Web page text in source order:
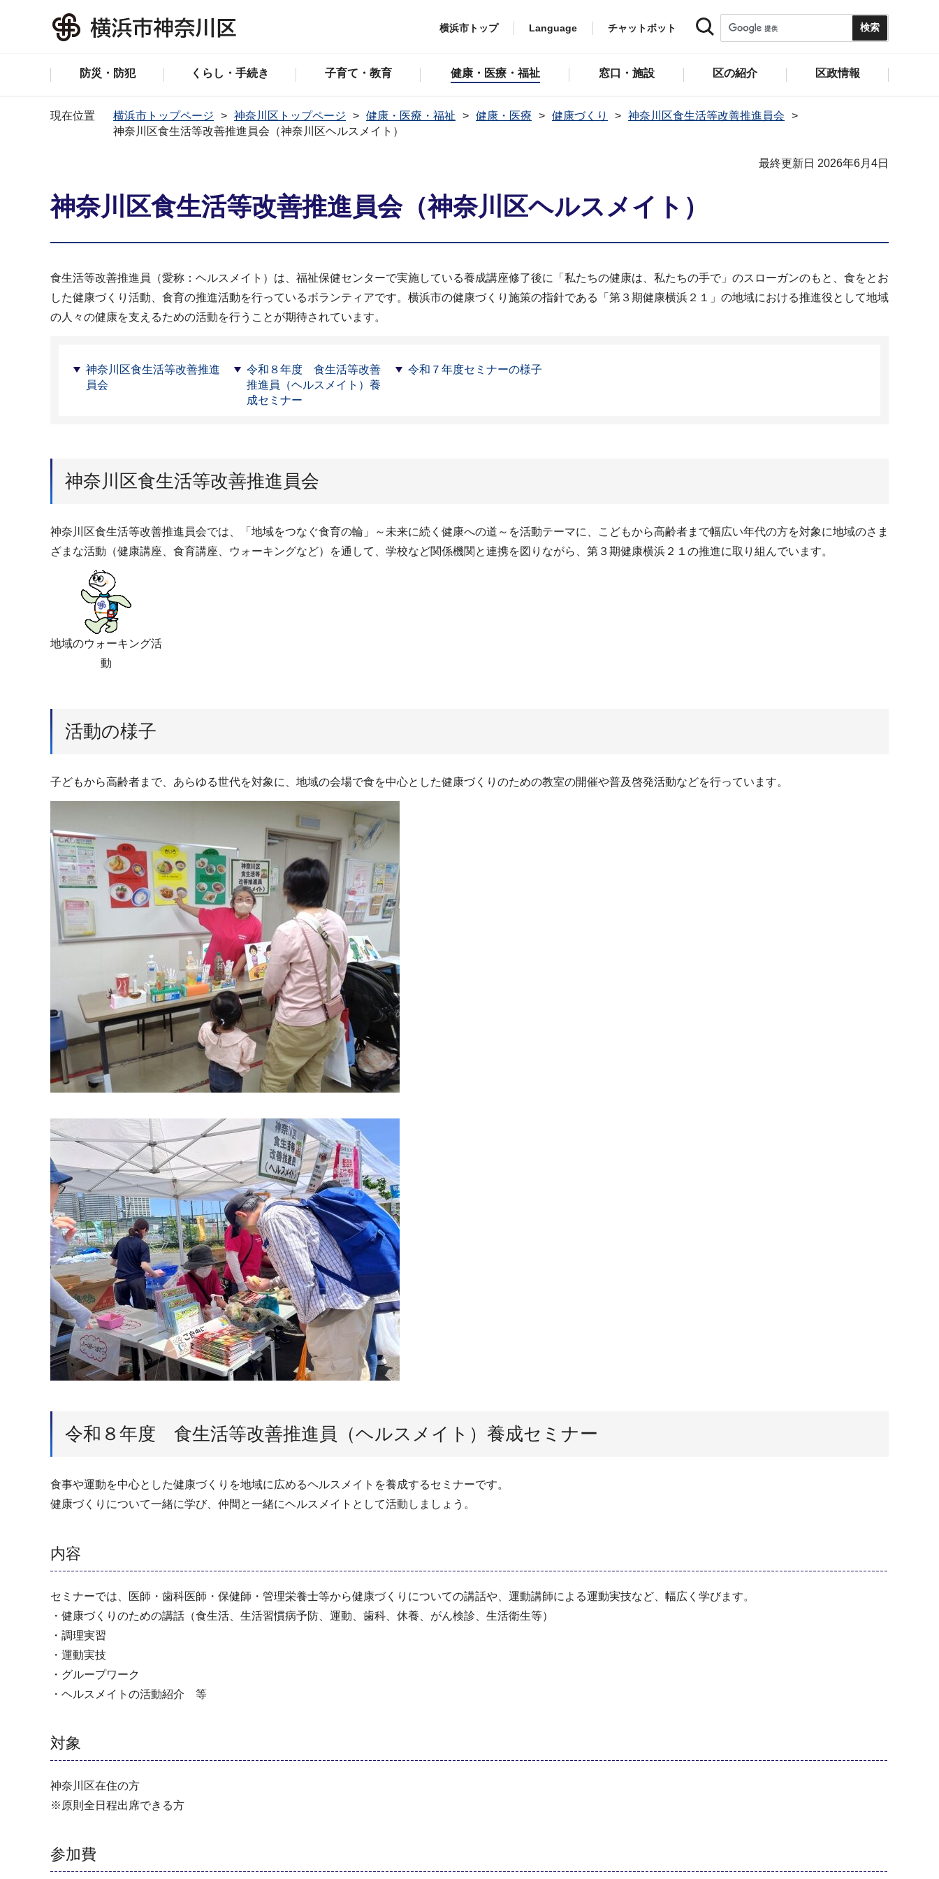
横浜市トップ Language チャットボット
防災・防犯 くらし・手続き 子育て・教育 健康・医療・福祉 窓口・施設 区の紹介 区政情報
現在位置 横浜市トップページ 神奈川区トップページ 健康・医療・福祉 健康・医療 健康づくり
神奈川区食生活等改善推進員会
神奈川区食生活等改善推進員会（神奈川区ヘルスメイト）
最終更新日 2026年6月4日
神奈川区食生活等改善推進員会（神奈川区ヘルスメイト）
食生活等改善推進員（愛称：ヘルスメイト）は、福祉保健センターで実施している養成講座修了後に「私たちの健康は、私たちの手で」のスローガンのもと、食をとお
した健康づくり活動、食育の推進活動を行っているボランティアです。横浜市の健康づくり施策の指針である「第３期健康横浜２１」の地域における推進役として地域
の人々の健康を支えるための活動を行うことが期待されています。
神奈川区食生活等改善推進
員会
令和８年度 食生活等改善
推進員（ヘルスメイト）養
成セミナー
令和７年度セミナーの様子
神奈川区食生活等改善推進員会
神奈川区食生活等改善推進員会では、「地域をつなぐ食育の輪」～未来に続く健康への道～を活動テーマに、こどもから高齢者まで幅広い年代の方を対象に地域のさま
ざまな活動（健康講座、食育講座、ウォーキングなど）を通して、学校など関係機関と連携を図りながら、第３期健康横浜２１の推進に取り組んでいます。
地域のウォーキング活
動
活動の様子
子どもから高齢者まで、あらゆる世代を対象に、地域の会場で食を中心とした健康づくりのための教室の開催や普及啓発活動などを行っています。
令和８年度 食生活等改善推進員（ヘルスメイト）養成セミナー
食事や運動を中心とした健康づくりを地域に広めるヘルスメイトを養成するセミナーです。
健康づくりについて一緒に学び、仲間と一緒にヘルスメイトとして活動しましょう。
内容
セミナーでは、医師・歯科医師・保健師・管理栄養士等から健康づくりについての講話や、運動講師による運動実技など、幅広く学びます。
・健康づくりのための講話（食生活、生活習慣病予防、運動、歯科、休養、がん検診、生活衛生等）
・調理実習
・運動実技
・グループワーク
・ヘルスメイトの活動紹介 等
対象
神奈川区在住の方
※原則全日程出席できる方
参加費